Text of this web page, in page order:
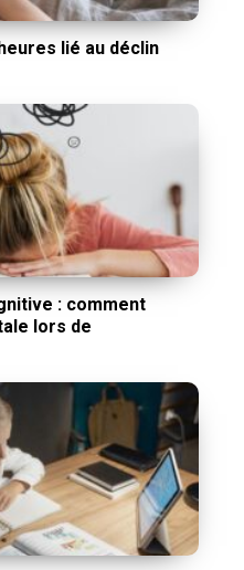
lié au déclin
: comment
lors de